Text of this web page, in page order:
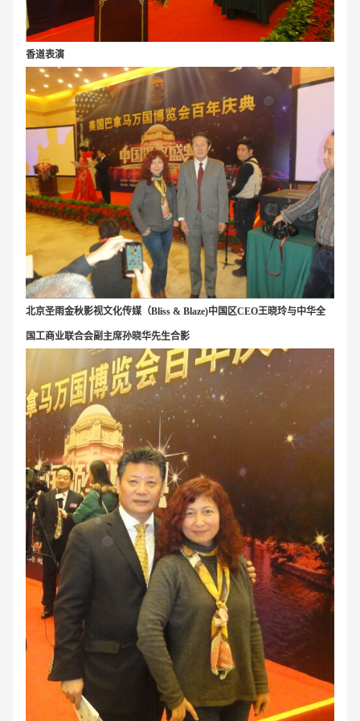
香道表演
北京圣雨金秋影视文化传媒（Bliss & Blaze)中国区CEO王晓玲与中华全
国工商业联合会副主席孙晓华先生合影